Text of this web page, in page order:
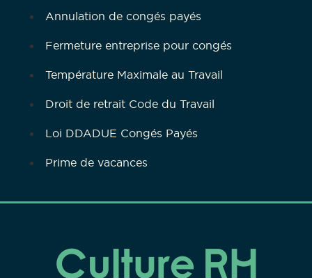
Annulation de congés payés
Fermeture entreprise pour congés
Température Maximale au Travail
Droit de retrait Code du Travail
Loi DDADUE Congés Payés
Prime de vacances